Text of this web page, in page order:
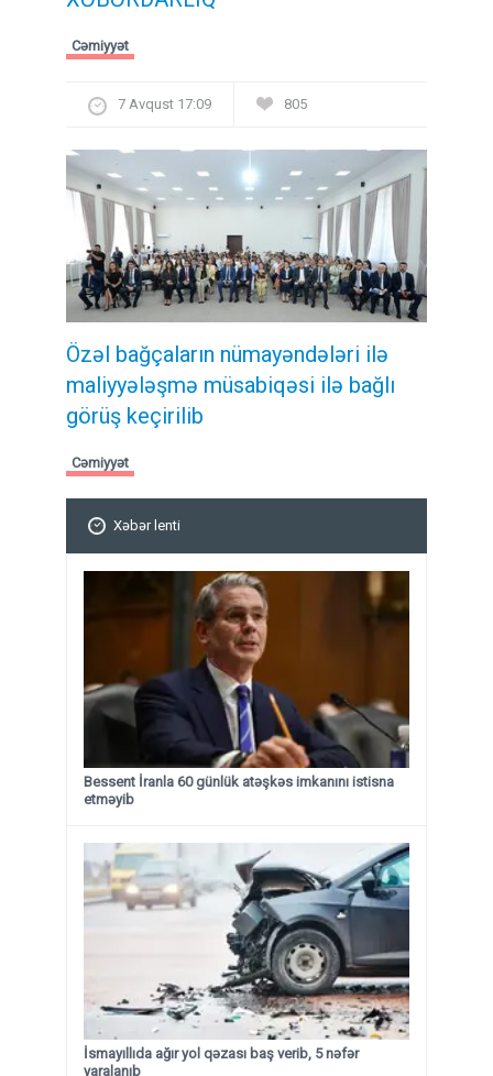
Cəmiyyət
7 Avqust 17:09 805
Özəl bağçaların nümayəndələri ilə
maliyyələşmə müsabiqəsi ilə bağlı
görüş keçirilib
Cəmiyyət
Xəbər lenti
Bessent İranla 60 günlük atəşkəs imkanını istisna
etməyib
İsmayıllıda ağır yol qəzası baş verib, 5 nəfər
yaralanıb